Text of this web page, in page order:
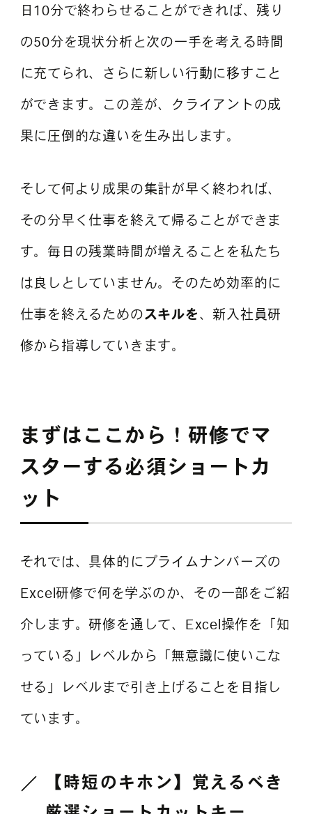
日10分で終わらせることができれば、残り
の50分を現状分析と次の一手を考える時間
に充てられ、さらに新しい行動に移すこと
ができます。この差が、クライアントの成
果に圧倒的な違いを生み出します。
そして何より成果の集計が早く終われば、
その分早く仕事を終えて帰ることができま
す。毎日の残業時間が増えることを私たち
は良しとしていません。そのため効率的に
仕事を終えるための スキルを 、新入社員研
修から指導していきます。
まずはここから！研修でマ
スターする必須ショートカ
ット
それでは、具体的にプライムナンバーズの
Excel研修で何を学ぶのか、その一部をご紹
介します。研修を通して、Excel操作を「知
っている」レベルから「無意識に使いこな
せる」レベルまで引き上げることを目指し
ています。
【時短のキホン】覚えるべき